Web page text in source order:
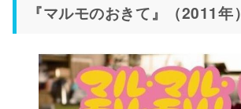
『マルモのおきて』（2011年）